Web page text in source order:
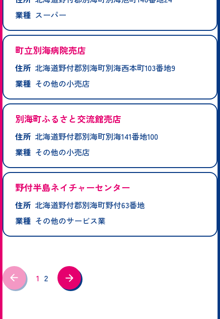
業種 スーパー
町立別海病院売店
住所 北海道野付郡別海町別海西本町103番地9
業種 その他の小売店
別海町ふるさと交流館売店
住所 北海道野付郡別海町別海141番地100
業種 その他の小売店
野付半島ネイチャーセンター
住所 北海道野付郡別海町野付63番地
業種 その他のサービス業
1 2